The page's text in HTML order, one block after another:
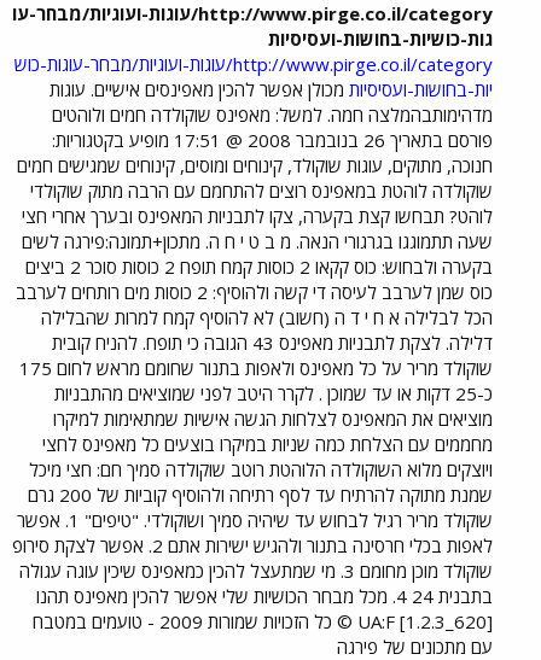
http://www.pirge.co.il/category/עוגות-ועוגיות/מבחר-עו
גות-כושיות-בחושות-ועסיסיות
http://www.pirge.co.il/category/עוגות-ועוגיות/מבחר-עוגות-כוש
יות-בחושות-ועסיסיות מכולן אפשר להכין מאפינסים אישיים. עוגות
מדהימותבהמלצה חמה. למשל: מאפינס שוקולדה חמים ולוהטים
פורסם בתאריך 26 בנובמבר 2008 @ 17:51 מופיע בקטגוריות:
חנוכה, מתוקים, עוגות שוקולד, קינוחים ומוסים, קינוחים שמגישים חמים
שוקולדה לוהטת במאפינס רוצים להתחמם עם הרבה מתוק שוקולדי
לוהט? תבחשו קצת בקערה, צקו לתבניות המאפינס ובערך אחרי חצי
שעה תתמוגגו בגרגורי הנאה. מ ב ט י ח ה. מתכון+תמונה:פירגה לשים
בקערה ולבחוש: כוס קקאו 2 כוסות קמח תופח 2 כוסות סוכר 2 ביצים
כוס שמן לערבב לעיסה די קשה ולהוסיף: 2 כוסות מים רותחים לערבב
הכל לבלילה א ח י ד ה (חשוב) לא להוסיף קמח למרות שהבלילה
דלילה. לצקת לתבניות מאפינס 43 הגובה כי תופח. להניח קובית
שוקולד מריר על כל מאפינס ולאפות בתנור שחומם מראש לחום 175
כ-25 דקות או עד שמוכן . לקרר היטב לפני שמוציאים מהתבניות
מוציאים את המאפינס לצלחות הגשה אישיות שמתאימות למיקרו
מחממים עם הצלחת כמה שניות במיקרו בוצעים כל מאפינס לחצי
ויוצקים מלוא השוקולדה הלוהטת רוטב שוקולדה סמיך חם: חצי מיכל
שמנת מתוקה להרתיח עד לסף רתיחה ולהוסיף קוביות של 200 גרם
שוקולד מריר רגיל לבחוש עד שיהיה סמיך ושוקולדי. "טיפים" 1. אפשר
לאפות בכלי חרסינה בתנור ולהגיש ישירות אתם 2. אפשר לצקת סירופ
שוקולד מוכן מחומם 3. מי שמתעצל להכין כמאפינס שיכין עוגה עגולה
בתבנית 24 4. מכל מבחר הכושיות שלי אפשר להכין מאפינס תהנו
UA:F [1.2.3_620] © כל הזכויות שמורות 2009 - טועמים במטבח
עם מתכונים של פירגה